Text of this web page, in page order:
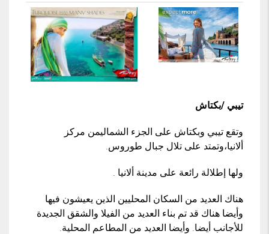
تيبي /بكتاش
وتقع تيبي وبكتاش على الجزء الشماليمن مركز
ألانيا،وتمتد على تلال جبال طوروس.
ولها إطلالة رائعة على مدينة ألانيا .
هناك العديد من السكان المحليين الذين يعيشون فيها
وأيضا هناك قد تم بناء العديد من الفيلا والشقق الجديدة
للأجانب أيضا. وأيضا العديد من المطاعم المحلية.